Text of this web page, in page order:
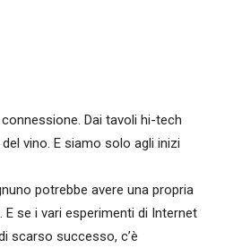
Dai tavoli hi-tech
vino. E siamo solo agli inizi
potrebbe avere una propria
se i vari esperimenti di Internet
scarso successo, c’è